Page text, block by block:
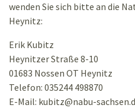
wenden Sie sich bitte an die
Heynitz:
Erik Kubitz
Heynitzer Straße 8-10
01683 Nossen OT Heynitz
Telefon: 035244 498870
E-Mail: kubitz@nabu-